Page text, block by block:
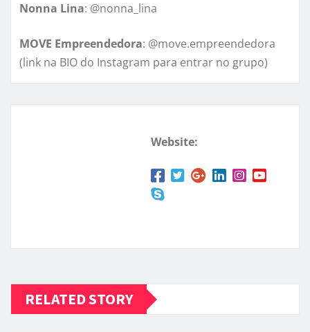
Nonna Lina: @nonna_lina
MOVE Empreendedora: @move.empreendedora
(link na BIO do Instagram para entrar no grupo)
Website:
RELATED STORY